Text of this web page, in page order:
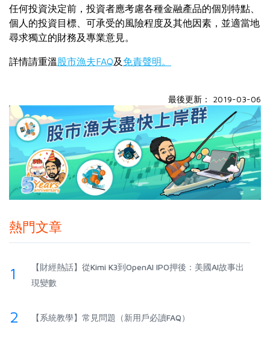
任何投資決定前，投資者應考慮各種金融產品的個別特點、
個人的投資目標、可承受的風險程度及其他因素，並適當地
尋求獨立的財務及專業意見。
詳情請重溫 股市漁夫FAQ及 免責聲明。
最後更新： 2019-03-06
熱門文章
1
【財經熱話】從Kimi K3到OpenAI IPO押後：美國AI故事出
現變數
2 【系統教學】常見問題（新用戶必讀FAQ）